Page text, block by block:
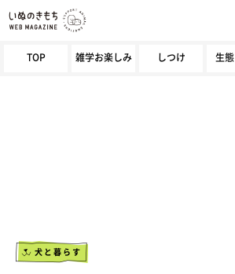
TOP 雑学お楽しみ しつけ 生
犬と暮らす